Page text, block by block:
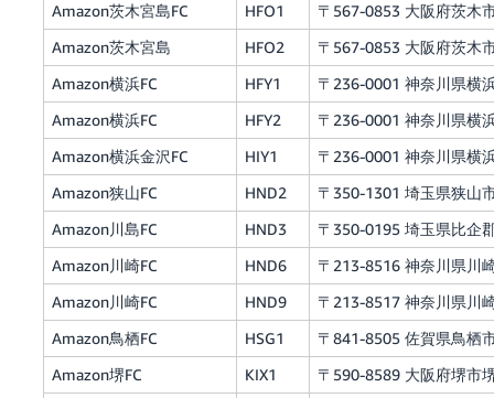
Amazon茨木宮島FC
HFO1
〒567-0853 大阪府茨木
Amazon茨木宮島
HFO2
〒567-0853 大阪府茨木
Amazon横浜FC
HFY1
〒236-0001 神奈川県横
Amazon横浜FC
HFY2
〒236-0001 神奈川県横
Amazon横浜金沢FC
HIY1
〒236-0001 神奈川県横
Amazon狭山FC
HND2
〒350-1301 埼玉県狭山
Amazon川島FC
HND3
〒350-0195 埼玉県比企
Amazon川崎FC
HND6
〒213-8516 神奈川県川
Amazon川崎FC
HND9
〒213-8517 神奈川県川
Amazon鳥栖FC
HSG1
〒841-8505 佐賀県鳥栖
Amazon堺FC
KIX1
〒590-8589 大阪府堺市